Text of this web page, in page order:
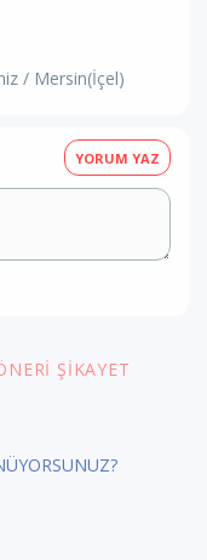
/ Mersin(İçel)
YORUM YAZ
ŞIKAYET